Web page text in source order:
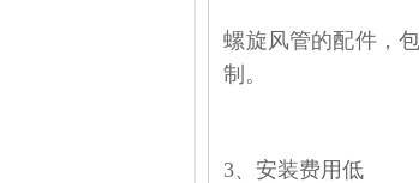
螺旋风管的配件，
制。
3、安装费用低